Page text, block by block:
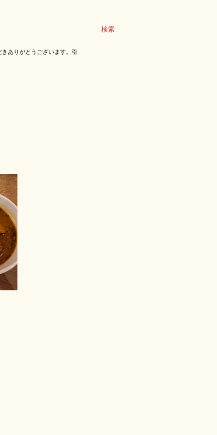
検索
ありがとうございます。引